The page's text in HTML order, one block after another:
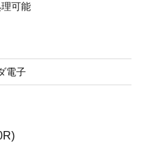
可能
電子